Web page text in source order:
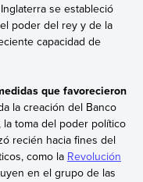
se estableció
poder del rey y de la
capacidad de
que favorecieron
la creación del Banco
toma del poder político
recién hacia fines del
como la Revolución
en el grupo de las